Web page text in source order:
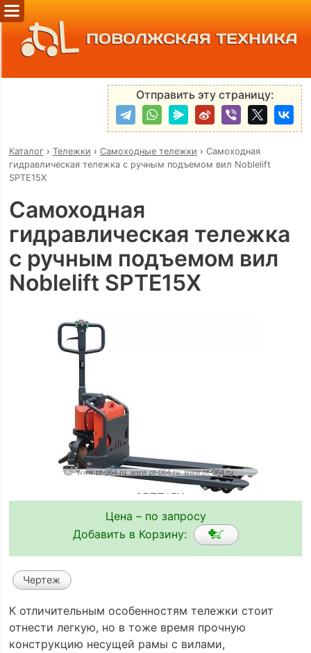
ПОВОЛЖСКАЯ ТЕХНИКА
Отправить эту страницу:
Каталог› Тележки › Самоходные тележки › Самоходная
гидравлическая тележка с ручным подъемом вил Noblelift
SPTE15X
Самоходная
гидравлическая тележка
с ручным подъемом вил
Noblelift SPTE15X
Цена – по запросу
Добавить в Корзину:
Чертеж
К отличительным особенностям тележки стоит
отнести легкую, но в тоже время прочную
конструкцию несущей рамы с вилами,